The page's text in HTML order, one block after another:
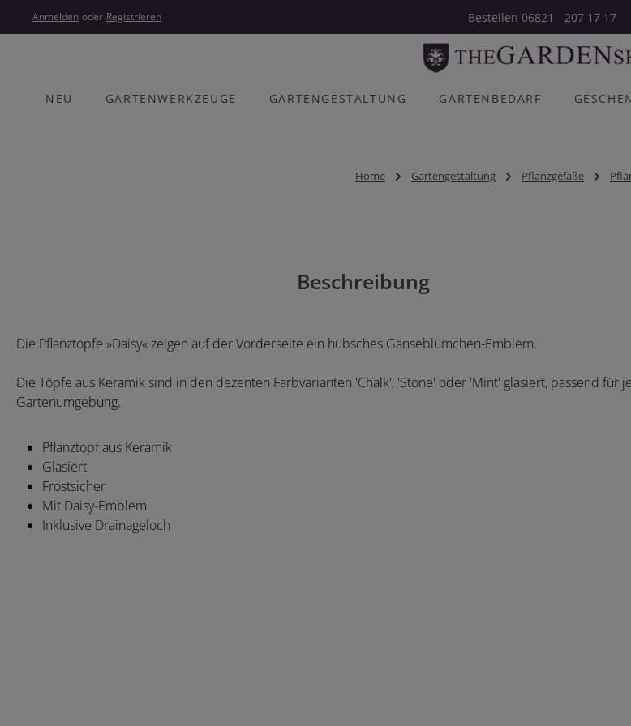
Hauptinhalt springen
Zur Hauptnavigation springen
Anmelden oder Registrieren Bestellen 06821 - 207 17 17
NEU GARTENWERKZEUGE GARTENGESTALTUNG GARTENBEDARF
Home Gartengestaltung Pflanzgefäße
Beschreibung
Die Pflanztöpfe »Daisy« zeigen auf der Vorderseite ein hübsches Gänseblümchen-Emblem.
Die Töpfe aus Keramik sind in den dezenten Farbvarianten 'Chalk', 'Stone' oder 'Mint' glasiert, passend für
Gartenumgebung.
Pflanztopf aus Keramik
Glasiert
Frostsicher
Mit Daisy-Emblem
Inklusive Drainageloch